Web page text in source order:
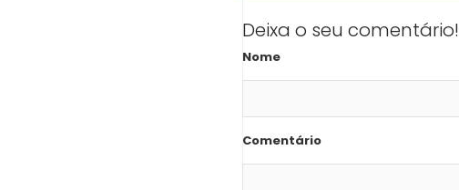
Deixa o seu comentário!
Nome
Comentário